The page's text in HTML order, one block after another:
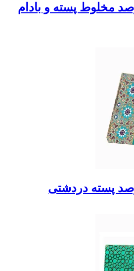
ای ۲۸ درصد مخلوط پسته و بادام